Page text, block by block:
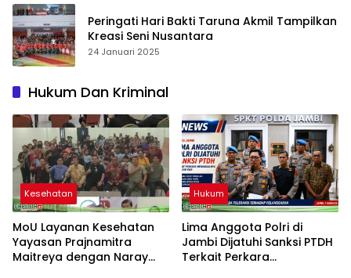
Peringati Hari Bakti Taruna Akmil Tampilkan
Kreasi Seni Nusantara
24 Januari 2025
Hukum Dan Kriminal
Kesehatan
MoU Layanan Kesehatan
Yayasan Prajnamitra
Maitreya dengan Naray
Hukum
Lima Anggota Polri di
Jambi Dijatuhi Sanksi PTDH
Terkait Perkara